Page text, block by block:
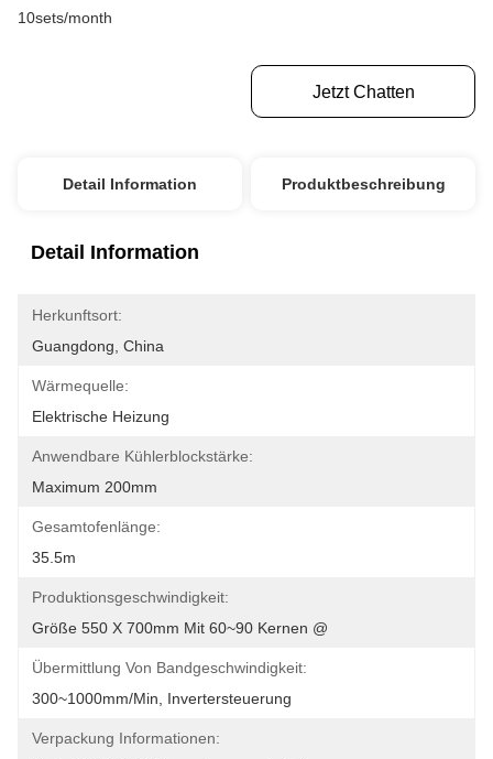
10sets/month
Jetzt Chatten
Detail Information Produktbeschreibung
Detail Information
Herkunftsort:
Guangdong, China
Wärmequelle:
Elektrische Heizung
Anwendbare Kühlerblockstärke:
Maximum 200mm
Gesamtofenlänge:
35.5m
Produktionsgeschwindigkeit:
Größe 550 X 700mm Mit 60~90 Kernen @
Übermittlung Von Bandgeschwindigkeit:
300~1000mm/min, Invertersteuerung
Verpackung Informationen: